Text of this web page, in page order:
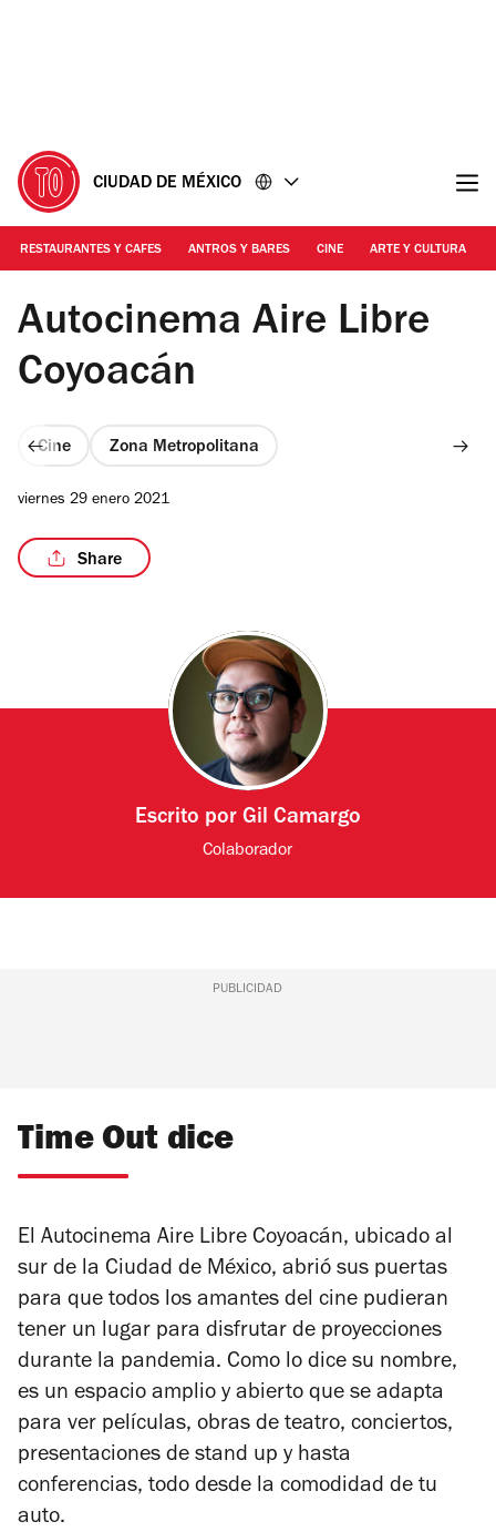
CIUDAD DE MÉXICO
RESTAURANTES Y CAFES ANTROS Y BARES CINE ARTE Y CULTURA
Foto: Alejandra Carbajal
Autocinema Aire Libre
Coyoacán
Cine Zona Metropolitana
viernes 29 enero 2021
Share
Escrito por Gil Camargo
Colaborador
PUBLICIDAD
Time Out dice
El Autocinema Aire Libre Coyoacán, ubicado al
sur de la Ciudad de México, abrió sus puertas
para que todos los amantes del cine pudieran
tener un lugar para disfrutar de proyecciones
durante la pandemia. Como lo dice su nombre,
es un espacio amplio y abierto que se adapta
para ver películas, obras de teatro, conciertos,
presentaciones de stand up y hasta
conferencias, todo desde la comodidad de tu
auto.